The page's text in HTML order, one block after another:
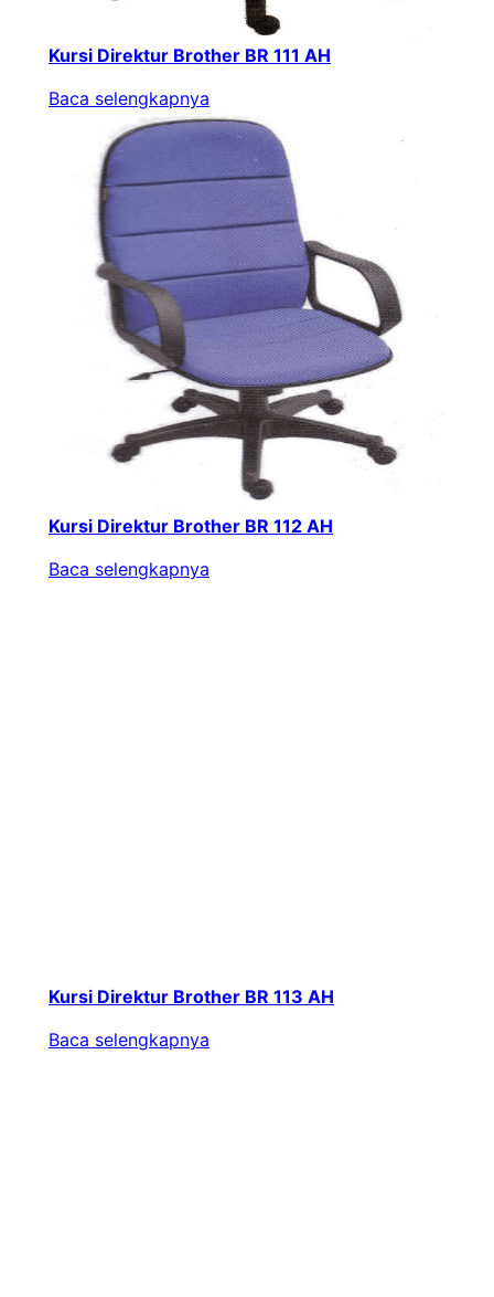
Kursi Direktur Brother BR 111 AH
Baca selengkapnya
Kursi Direktur Brother BR 112 AH
Baca selengkapnya
Kursi Direktur Brother BR 113 AH
Baca selengkapnya